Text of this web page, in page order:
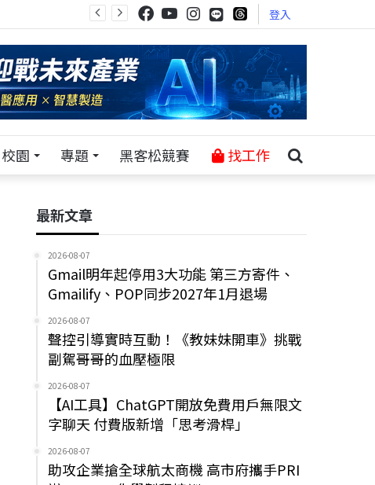
登入
校園 專題 黑客松競賽 找工作
最新文章
2026-08-07
Gmail明年起停用3大功能 第三方寄件、
Gmailify、POP同步2027年1月退場
2026-08-07
聲控引導實時互動！《教妹妹開車》挑戰
副駕哥哥的血壓極限
2026-08-07
【AI工具】ChatGPT開放免費用戶無限文
字聊天 付費版新增「思考滑桿」
2026-08-07
助攻企業搶全球航太商機 高市府攜手PRI